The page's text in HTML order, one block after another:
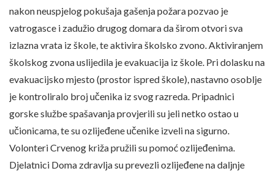
nakon neuspjelog pokušaja gašenja požara pozvao je
vatrogasce i zadužio drugog domara da širom otvori sva
izlazna vrata iz škole, te aktivira školsko zvono. Aktiviranjem
školskog zvona uslijedila je evakuacija iz škole. Pri dolasku na
evakuacijsko mjesto (prostor ispred škole), nastavno osoblje
je kontroliralo broj učenika iz svog razreda. Pripadnici
gorske službe spašavanja provjerili su jeli netko ostao u
učionicama, te su ozlijeđene učenike izveli na sigurno.
Volonteri Crvenog križa pružili su pomoć ozlijeđenima.
Djelatnici Doma zdravlja su prevezli ozlijeđene na daljnje